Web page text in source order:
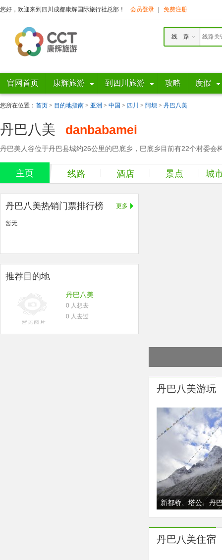
您好，欢迎来到四川成都康辉国际旅行社总部！ 会员登录 免费注册
线 路
官网首页 康辉旅游 到四川旅游 攻略 度假
您所在位置： 首页 > 目的地指南 > 亚洲 > 中国 > 四川 > 阿坝 > 丹巴八美
丹巴八美 danbabamei
丹巴美人谷位于丹巴县城约26公里的巴底乡，巴底乡目前有22个村委
主页 线路 酒店 景点 城
更多
丹巴八美热销门票排行榜
暂无
推荐目的地
丹巴八美
0 人想去
0 人去过
丹巴八美游玩
新都桥、塔公、丹
娘山纯玩四日游、
草原
丹巴八美住宿